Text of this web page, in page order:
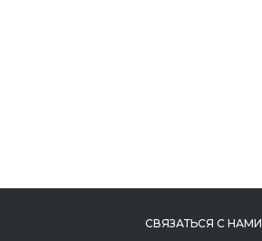
СВЯЗАТЬСЯ С НАМИ